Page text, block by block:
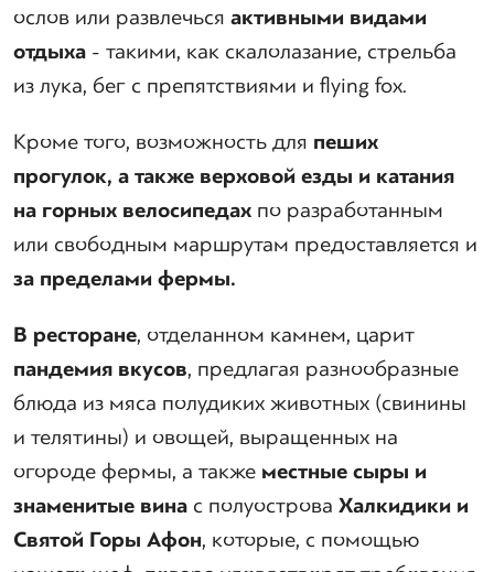
ослов или развлечься активными видами
отдыха - такими, как скалолазание, стрельба
из лука, бег с препятствиями и flying fox.
Кроме того, возможность для пеших
прогулок, а также верховой езды и катания
на горных велосипедах по разработанным
или свободным маршрутам предоставляется и
за пределами фермы.
В ресторане, отделанном камнем, царит
пандемия вкусов, предлагая разнообразные
блюда из мяса полудиких животных (свинины
и телятины) и овощей, выращенных на
огороде фермы, а также местные сыры и
знаменитые вина с полуострова Халкидики и
Святой Горы Афон, которые, с помощью